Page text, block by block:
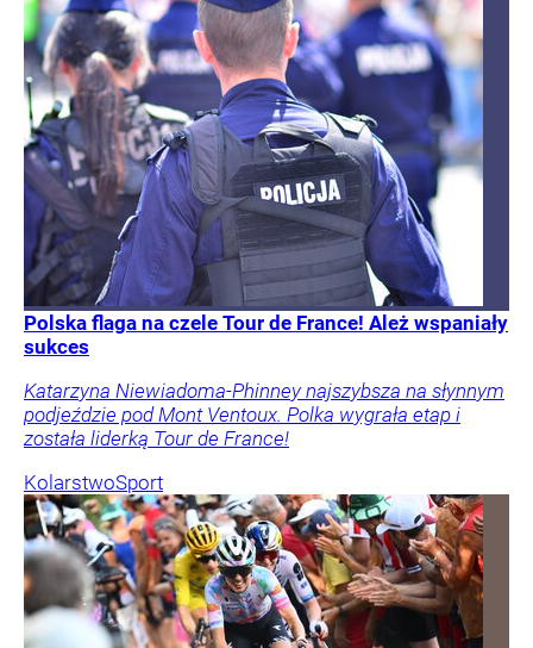
Polska flaga na czele Tour de France! Ależ wspaniały
sukces
Katarzyna Niewiadoma-Phinney najszybsza na słynnym
podjeździe pod Mont Ventoux. Polka wygrała etap i
została liderką Tour de France!
KolarstwoSport